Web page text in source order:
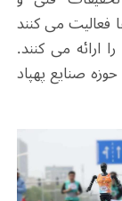
فعالیت می کنند
ارائه می کنند.
صنایع پهپاد